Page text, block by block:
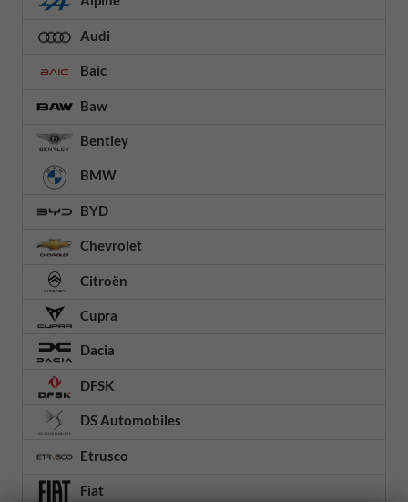
Audi
Baic
Baw
Bentley
BMW
BYD
Chevrolet
Citroën
Cupra
Dacia
DFSK
DS Automobiles
Etrusco
Fiat